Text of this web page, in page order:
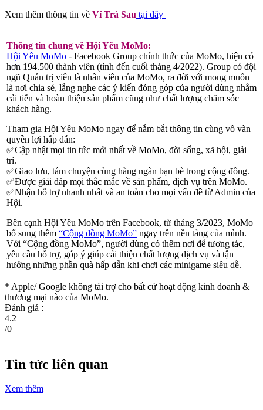
Xem thêm thông tin về Ví Trả Sau tại đây
Thông tin chung về Hội Yêu MoMo:
Hội Yêu MoMo - Facebook Group chính thức của MoMo, hiện có
hơn 194.500 thành viên (tính đến cuối tháng 4/2022). Group có đội
ngũ Quản trị viên là nhân viên của MoMo, ra đời với mong muốn
là nơi chia sẻ, lắng nghe các ý kiến đóng góp của người dùng nhằm
cải tiến và hoàn thiện sản phẩm cũng như chất lượng chăm sóc
khách hàng.
Tham gia Hội Yêu MoMo ngay để nắm bắt thông tin cùng vô vàn
quyền lợi hấp dẫn:
✅Cập nhật mọi tin tức mới nhất về MoMo, đời sống, xã hội, giải
trí.
✅Giao lưu, tám chuyện cùng hàng ngàn bạn bè trong cộng đồng.
✅Được giải đáp mọi thắc mắc về sản phẩm, dịch vụ trên MoMo.
✅Nhận hỗ trợ nhanh nhất và an toàn cho mọi vấn đề từ Admin của
Hội.
Bên cạnh Hội Yêu MoMo trên Facebook, từ tháng 3/2023, MoMo
bổ sung thêm “Cộng đồng MoMo” ngay trên nền tảng của mình.
Với “Cộng đồng MoMo”, người dùng có thêm nơi để tương tác,
yêu cầu hỗ trợ, góp ý giúp cải thiện chất lượng dịch vụ và tận
hưởng những phần quà hấp dẫn khi chơi các minigame siêu dễ.
* Apple/ Google không tài trợ cho bất cứ hoạt động kinh doanh &
thương mại nào của MoMo.
Đánh giá :
4.2
/0
Tin tức liên quan
Xem thêm